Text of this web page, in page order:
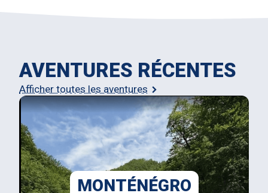
AVENTURES RÉCENTES
Afficher toutes les aventures
MONTÉNÉGRO